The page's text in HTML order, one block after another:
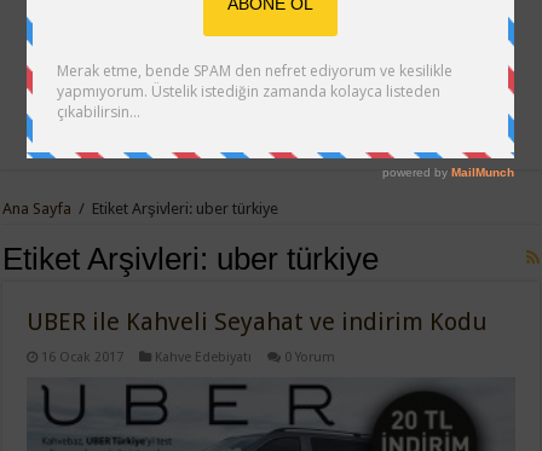
Ana Sayfa / Etiket Arşivleri: uber türkiye
Etiket Arşivleri: uber türkiye
UBER ile Kahveli Seyahat ve indirim Kodu
16 Ocak 2017 Kahve Edebiyatı 0 Yorum